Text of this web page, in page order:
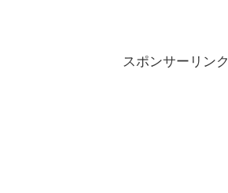
スポンサーリンク